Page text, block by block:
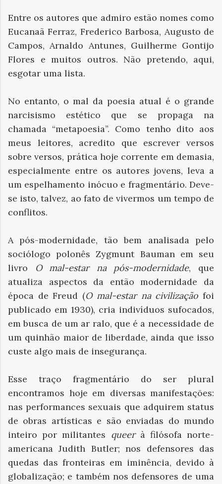
Entre os autores que admiro estão nomes como
Eucanaã Ferraz, Frederico Barbosa, Augusto de
Campos, Arnaldo Antunes, Guilherme Gontijo
Flores e muitos outros. Não pretendo, aqui,
esgotar uma lista.
No entanto, o mal da poesia atual é o grande
narcisismo estético que se propaga na
chamada “metapoesia”. Como tenho dito aos
meus leitores, acredito que escrever versos
sobre versos, prática hoje corrente em demasia,
especialmente entre os autores jovens, leva a
um espelhamento inócuo e fragmentário. Deve-
se isto, talvez, ao fato de vivermos um tempo de
conflitos.
A pós-modernidade, tão bem analisada pelo
sociólogo polonês Zygmunt Bauman em seu
livro
O mal-estar na pós-modernidade, que
atualiza aspectos da então modernidade da
época de Freud (O mal-estar na civilização foi
publicado em 1930), cria indivíduos sufocados,
em busca de um ar ralo, que é a necessidade de
um quinhão maior de liberdade, ainda que isso
custe algo mais de insegurança.
Esse traço fragmentário do ser plural
encontramos hoje em diversas manifestações:
nas performances sexuais que adquirem status
de obras artísticas e são enviadas do mundo
inteiro por militantes queer à filósofa norte-
americana Judith Butler; nos defensores das
quedas das fronteiras em iminência, devido à
globalização; e também nos defensores de uma